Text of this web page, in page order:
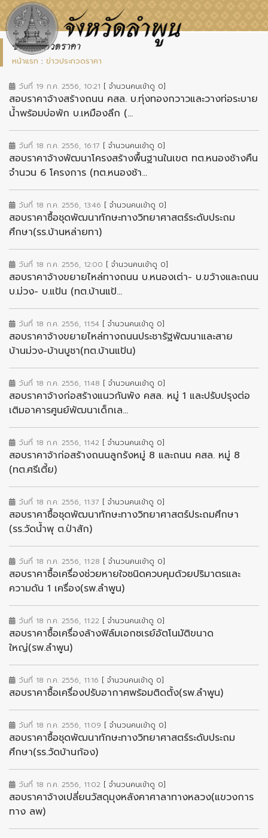
ข่าวประกวดราคา
หน้าแรก : ข่าวประกวดราคา
วันที่ 19 ก.ค. 2556, 10:21 [ จำนวนคนเข้าดู 0]
สอบราคาจ้างสร้างถนน คสล. บ.ทุ่งทองกวาวและวางท่อระบาย
น้ำพร้อมบ่อพัก บ.เหมืองลึก (...
วันที่ 18 ก.ค. 2556, 16:17 [ จำนวนคนเข้าดู 0]
สอบราคาจ้างพัฒนาโครงสร้างพื้นฐานในเขต ทต.หนองช้างคืน
จำนวน 6 โครงการ (ทต.หนองช้า...
วันที่ 18 ก.ค. 2556, 13:46 [ จำนวนคนเข้าดู 0]
สอบราคาซื้อชุดพัฒนาทักษะทางวิทยาศาสตร์ระดับประถม
ศึกษา(รร.บ้านหล่ายทา)
วันที่ 18 ก.ค. 2556, 12:00 [ จำนวนคนเข้าดู 0]
สอบราคาจ้างขยายไหล่ทางถนน บ.หนองเต่า- บ.ขว้างและถนน
บ.ม่วง- บ.แป้น (ทต.บ้านแป้...
วันที่ 18 ก.ค. 2556, 11:54 [ จำนวนคนเข้าดู 0]
สอบราคาจ้างขยายไหล่ทางถนนประชารัฐพัฒนาและสาย
บ้านม่วง-บ้านบูชา(ทต.บ้านแป้น)
วันที่ 18 ก.ค. 2556, 11:48 [ จำนวนคนเข้าดู 0]
สอบราคาจ้างก่อสร้างแนวกันพัง คสล. หมู่ 1 และปรับปรุงต่อ
เติมอาคารศูนย์พัฒนาเด็กเล...
วันที่ 18 ก.ค. 2556, 11:42 [ จำนวนคนเข้าดู 0]
สอบราคาจ้าก่อสร้างถนนลูกรังหมู่ 8 และถนน คสล. หมู่ 8
(ทต.ศรีเตี้ย)
วันที่ 18 ก.ค. 2556, 11:37 [ จำนวนคนเข้าดู 0]
สอบราคาซื้อชุดพัฒนาทักษะทางวิทยาศาสตร์ประถมศึกษา
(รร.วัดน้ำพุ ต.ป่าสัก)
วันที่ 18 ก.ค. 2556, 11:28 [ จำนวนคนเข้าดู 0]
สอบราคาซื้อเครื่องช่วยหายใจชนิดควบคุมด้วยปริมาตรและ
ความดัน 1 เครื่อง(รพ.ลำพูน)
วันที่ 18 ก.ค. 2556, 11:22 [ จำนวนคนเข้าดู 0]
สอบราคาซื้อเครื่องล้างฟิล์มเอกซเรย์อัตโนมัติขนาด
ใหญ่(รพ.ลำพูน)
วันที่ 18 ก.ค. 2556, 11:16 [ จำนวนคนเข้าดู 0]
สอบราคาซื้อเครื่องปรับอากาศพร้อมติดตั้ง(รพ.ลำพูน)
วันที่ 18 ก.ค. 2556, 11:09 [ จำนวนคนเข้าดู 0]
สอบราคาซื้อชุดพัฒนาทักษะทางวิทยาศาสตร์ระดับประถม
ศึกษา(รร.วัดบ้านก้อง)
วันที่ 18 ก.ค. 2556, 11:02 [ จำนวนคนเข้าดู 0]
สอบราคาจ้างเปลี่ยนวัสดุมุงหลังคาศาลาทางหลวง(แขวงการ
ทาง ลพ)